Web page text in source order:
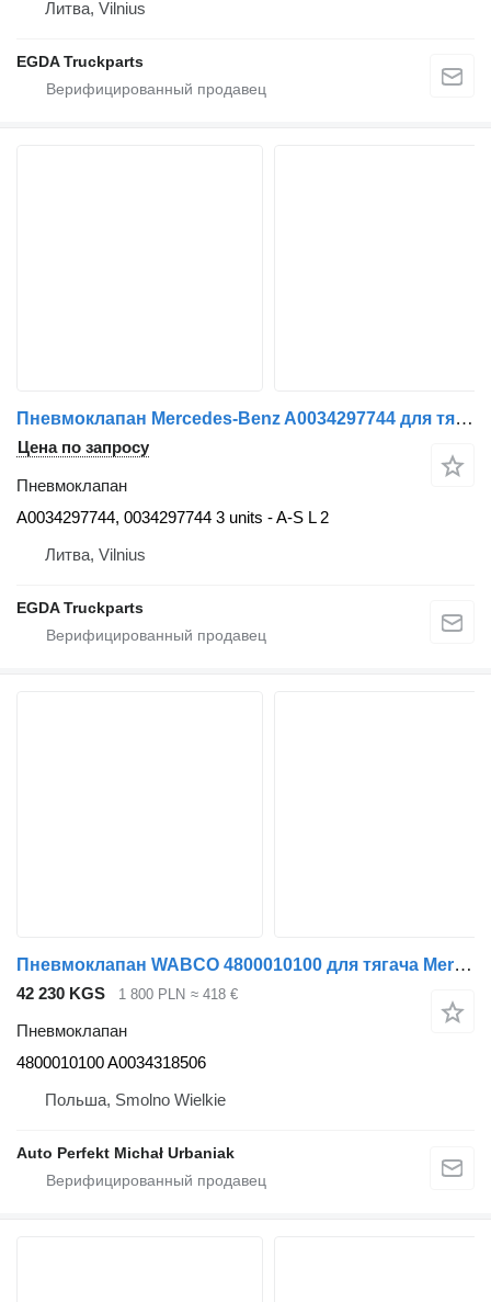
Литва, Vilnius
EGDA Truckparts
Пневмоклапан Mercedes-Benz A0034297744 для тягача Mercedes-Benz L
Цена по запросу
Пневмоклапан
A0034297744, 0034297744 3 units - A-S L 2
Литва, Vilnius
EGDA Truckparts
Пневмоклапан WABCO 4800010100 для тягача Mercedes-Benz ATEGO AXOR AXOR 2 ECONIC
42 230 KGS 1 800 PLN ≈ 418 €
Пневмоклапан
4800010100 A0034318506
Польша, Smolno Wielkie
Auto Perfekt Michał Urbaniak